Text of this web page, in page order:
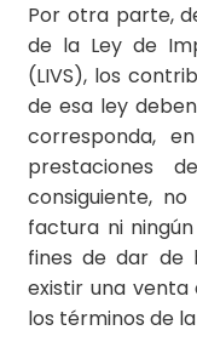
Por otra parte,
de la Ley de
(LIVS), los
de esa ley
corresponda,
prestaciones
consiguiente,
factura ni
fines de dar de
existir una
los términos de la